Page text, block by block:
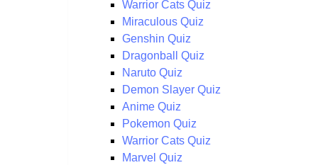
Warrior Cats Quiz
Miraculous Quiz
Genshin Quiz
Dragonball Quiz
Naruto Quiz
Demon Slayer Quiz
Anime Quiz
Pokemon Quiz
Warrior Cats Quiz
Marvel Quiz